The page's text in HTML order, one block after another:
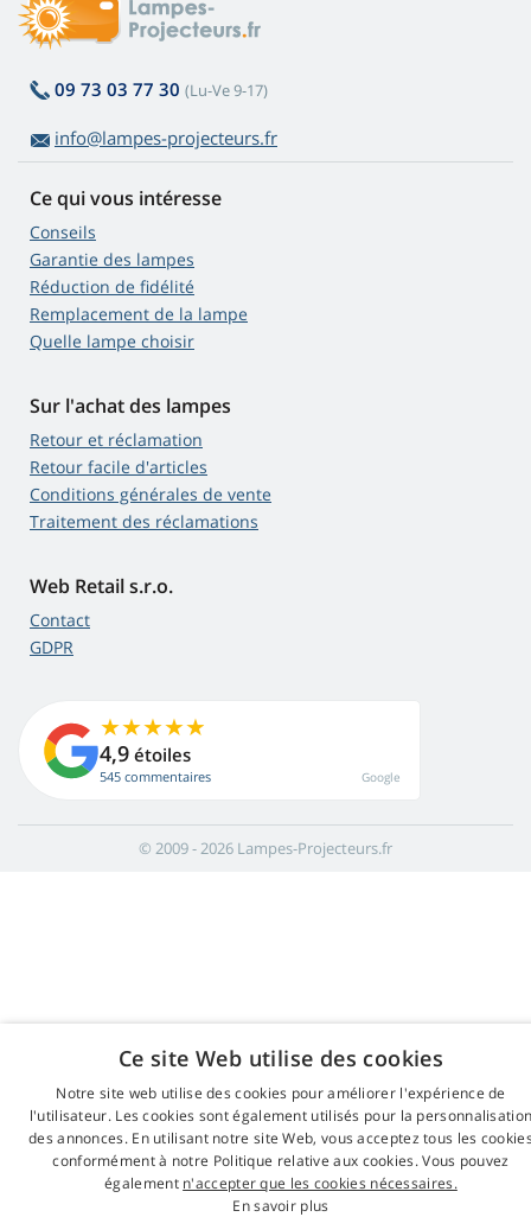
09 73 03 77 30 (Lu-Ve 9-17)
info@lampes-projecteurs.fr
Ce qui vous intéresse
Conseils
Garantie des lampes
Réduction de fidélité
Remplacement de la lampe
Quelle lampe choisir
Sur l'achat des lampes
Retour et réclamation
Retour facile d'articles
Conditions générales de vente
Traitement des réclamations
Web Retail s.r.o.
Contact
GDPR
4,9 étoiles
545 commentaires Google
© 2009 - 2026 Lampes-Projecteurs.fr
Ce site Web utilise des cookies
Notre site web utilise des cookies pour améliorer l'expérience de
l'utilisateur. Les cookies sont également utilisés pour la
des annonces. En utilisant notre site Web, vous acceptez tous les
conformément à notre Politique relative aux cookies. Vous pouvez
également n'accepter que les cookies nécessaires.
En savoir plus